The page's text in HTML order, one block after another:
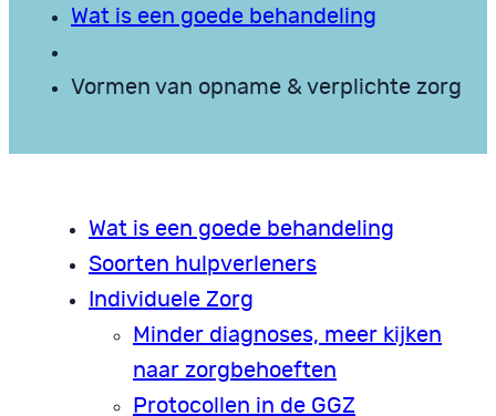
Wat is een goede behandeling
Vormen van opname & verplichte zorg
Wat is een goede behandeling
Soorten hulpverleners
Individuele Zorg
Minder diagnoses, meer kijken
naar zorgbehoeften
Protocollen in de GGZ